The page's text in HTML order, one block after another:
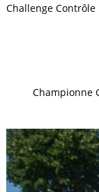
Challenge Contrôle
Championne